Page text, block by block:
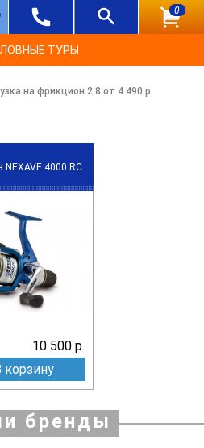
0
ТУРЫ
на фрикцион 2.8 от 4 490 р.
NEXAVE 4000 RC
10 500 р.
корзину
бренды